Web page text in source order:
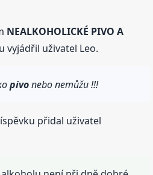
NEALKOHOLICKÉ PIVO A
vyjádřil uživatel Leo.
pivonebo nemůžu !!!
přidal uživatel